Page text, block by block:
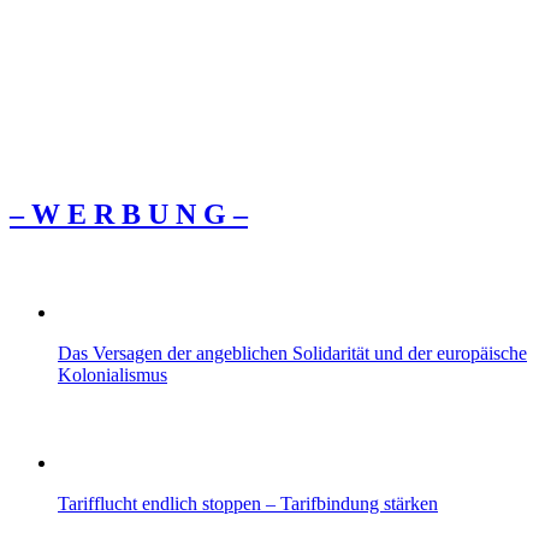
– W Ε R Β U Ν G –
Das Versagen der angeblichen Solidarität und der europäische
Kolonialismus
Tarifflucht endlich stoppen – Tarifbindung stärken